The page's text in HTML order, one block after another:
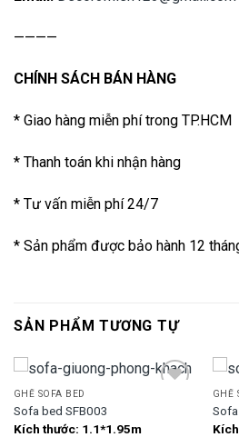
————
CHÍNH SÁCH BÁN HÀNG
* Giao hàng miễn phí trong TP.HCM
* Thanh toán khi nhận hàng
* Tư vấn miễn phí 24/7
* Sản phẩm được bảo hành 12
SẢN PHẨM TƯƠNG TỰ
GHẾ SOFA BED
Sofa bed SFB003
Kích thước: 1.1*1.95m
GHẾ